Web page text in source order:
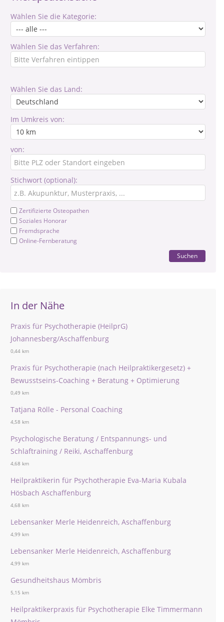
Wählen Sie die Kategorie:
Wählen Sie das Verfahren:
Wählen Sie das Land:
Im Umkreis von:
von:
Stichwort (optional):
Zertifizierte Osteopathen
Soziales Honorar
Fremdsprache
Online-Fernberatung
Suchen
In der Nähe
Praxis für Psychotherapie (HeilprG)
Johannesberg/Aschaffenburg
0,44 km
Praxis für Psychotherapie (nach Heilpraktikergesetz) +
Bewusstseins-Coaching + Beratung + Optimierung
0,49 km
Tatjana Rölle - Personal Coaching
4,58 km
Psychologische Beratung / Entspannungs- und
Schlaftraining / Reiki, Aschaffenburg
4,68 km
Heilpraktikerin für Psychotherapie Eva-Maria Kubala
Hösbach Aschaffenburg
4,68 km
Lebensanker Merle Heidenreich, Aschaffenburg
4,99 km
Lebensanker Merle Heidenreich, Aschaffenburg
4,99 km
Gesundheitshaus Mömbris
5,15 km
Heilpraktikerpraxis für Psychotherapie Elke Timmermann